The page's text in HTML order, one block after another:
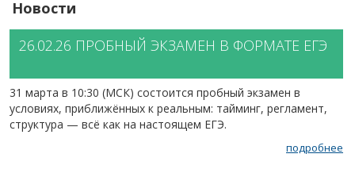
Новости
26.02.26 ПРОБНЫЙ ЭКЗАМЕН В ФОРМАТЕ ЕГЭ
31 марта в 10:30 (МСК) состоится пробный экзамен в
условиях, приближённых к реальным: тайминг, регламент,
структура — всё как на настоящем ЕГЭ.
подробнее